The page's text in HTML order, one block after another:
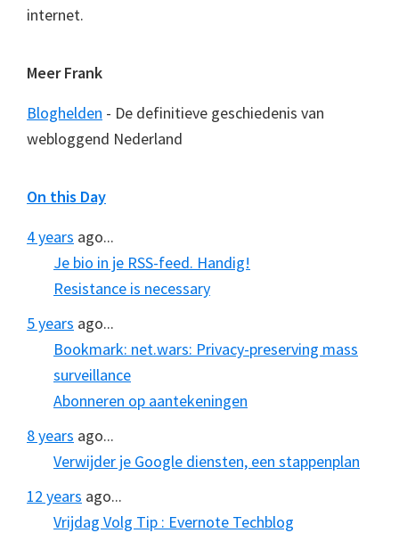
internet.
Meer Frank
Bloghelden - De definitieve geschiedenis van
webloggend Nederland
On this Day
4 years ago...
Je bio in je RSS-feed. Handig!
Resistance is necessary
5 years ago...
Bookmark: net.wars: Privacy-preserving mass
surveillance
Abonneren op aantekeningen
8 years ago...
Verwijder je Google diensten, een stappenplan
12 years ago...
Vrijdag Volg Tip : Evernote Techblog